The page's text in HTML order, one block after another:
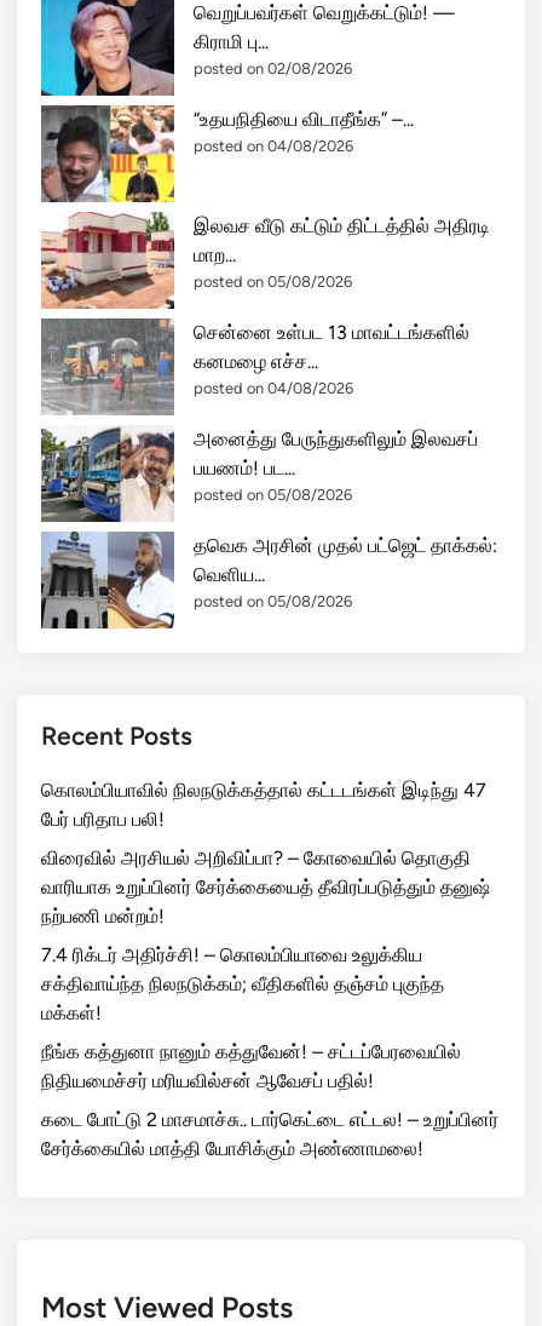
வெறுப்பவர்கள் வெறுக்கட்டும்! —
கிராமி பு...
posted on 02/08/2026
“உதயநிதியை விடாதீங்க” –...
posted on 04/08/2026
இலவச வீடு கட்டும் திட்டத்தில் அதிரடி
மாற...
posted on 05/08/2026
சென்னை உள்பட 13 மாவட்டங்களில்
கனமழை எச்ச...
posted on 04/08/2026
அனைத்து பேருந்துகளிலும் இலவசப்
பயணம்! பட...
posted on 05/08/2026
தவெக அரசின் முதல் பட்ஜெட் தாக்கல்:
வெளிய...
posted on 05/08/2026
Recent Posts
கொலம்பியாவில் நிலநடுக்கத்தால் கட்டடங்கள் இடிந்து 47
பேர் பரிதாப பலி!
விரைவில் அரசியல் அறிவிப்பா? – கோவையில் தொகுதி
வாரியாக உறுப்பினர் சேர்க்கையைத் தீவிரப்படுத்தும் தனுஷ்
நற்பணி மன்றம்!
7.4 ரிக்டர் அதிர்ச்சி! – கொலம்பியாவை உலுக்கிய
சக்திவாய்ந்த நிலநடுக்கம்; வீதிகளில் தஞ்சம் புகுந்த
மக்கள்!
நீங்க கத்துனா நானும் கத்துவேன்! – சட்டப்பேரவையில்
நிதியமைச்சர் மரியவில்சன் ஆவேசப் பதில்!
கடை போட்டு 2 மாசமாச்சு.. டார்கெட்டை எட்டல! – உறுப்பினர்
சேர்க்கையில் மாத்தி யோசிக்கும் அண்ணாமலை!
Most Viewed Posts